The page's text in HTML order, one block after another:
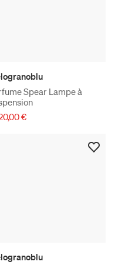
Spear Lampe à
€